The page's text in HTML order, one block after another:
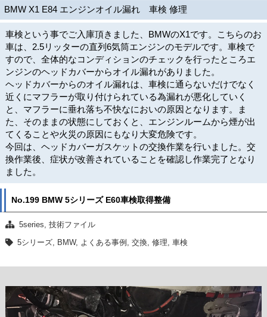
BMW X1 E84 エンジンオイル漏れ 車検 修理
車検という事でご入庫頂きました、BMWのX1です。こちらのお
車は、2.5リッターの直列6気筒エンジンのモデルです。車検で
すので、全体的なコンディションのチェックを行ったところエ
ンジンのヘッドカバーからオイル漏れがありました。
ヘッドカバーからのオイル漏れは、車検に通らないだけでなく
近くにマフラーが取り付けられている為漏れが悪化していく
と、マフラーに垂れ落ち不快なにおいの原因となります。ま
た、そのままの状態にしておくと、エンジンルームから煙が出
てくることや火災の原因にもなり大変危険です。
今回は、ヘッドカバーガスケットの交換作業を行いました。交
換作業後、症状が改善されていることを確認し作業完了となり
ました。
No.199 BMW 5シリーズ E60車検取得整備
5series,技術ファイル
5シリーズ
BMW, よくある事例 ,交換 ,修理 ,車検